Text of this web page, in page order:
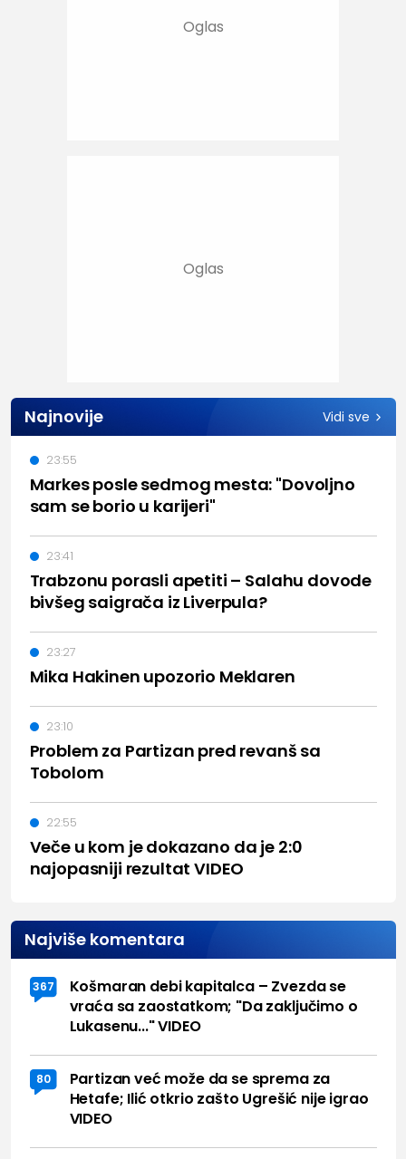
Najnovije Vidi sve
Markes posle sedmog mesta: "Dovoljno
sam se borio u karijeri"
23:55
Trabzonu porasli apetiti – Salahu dovode
bivšeg saigrača iz Liverpula?
23:41
Mika Hakinen upozorio Meklaren
23:27
Problem za Partizan pred revanš sa
Tobolom
23:10
Veče u kom je dokazano da je 2:0
najopasniji rezultat VIDEO
22:55
Najviše komentara
367
Košmaran debi kapitalca – Zvezda se
vraća sa zaostatkom; "Da zaključimo o
Lukasenu..." VIDEO
80
Partizan već može da se sprema za
Hetafe; Ilić otkrio zašto Ugrešić nije igrao
VIDEO